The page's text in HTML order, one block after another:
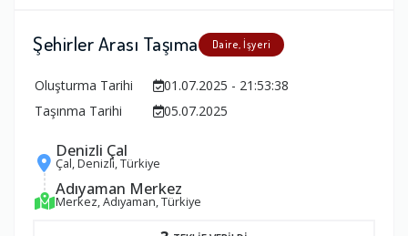
Şehirler Arası Taşıma Daire, İşyeri
Oluşturma Tarihi
01.07.2025 - 21:53:38
Taşınma Tarihi
05.07.2025
Denizli Çal
Çal, Denizli, Türkiye
Adıyaman Merkez
Merkez, Adıyaman, Türkiye